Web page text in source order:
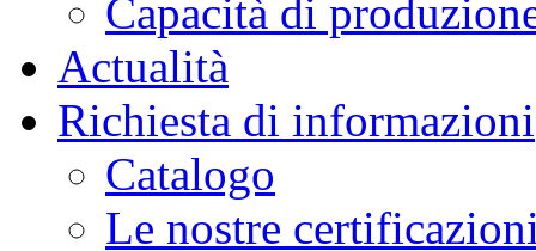
Capacità di
Actualità
Richiesta di informazioni
Catalogo
Le nostre